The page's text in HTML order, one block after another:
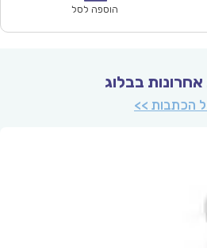
הוספה לסל
בבלוג
הכתבות >>